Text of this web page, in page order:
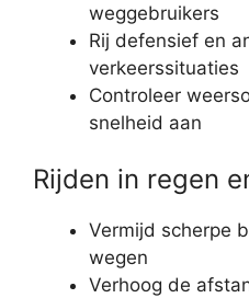
weggebruikers
Rij defensief en
verkeerssituaties
Controleer
snelheid aan
Rijden in regen
Vermijd scherpe
wegen
Verhoog de